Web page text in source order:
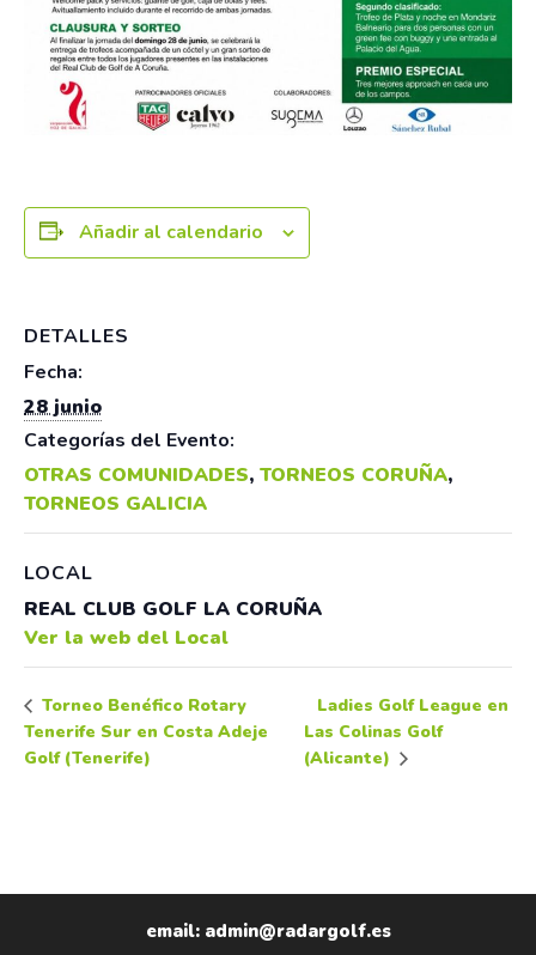
Añadir al calendario
DETALLES
Fecha:
28 junio
Categorías del Evento:
OTRAS COMUNIDADES, TORNEOS CORUÑA,
TORNEOS GALICIA
LOCAL
REAL CLUB GOLF LA CORUÑA
Ver la web del Local
Torneo Benéfico Rotary
Tenerife Sur en Costa Adeje
Golf (Tenerife)
Ladies Golf League en
Las Colinas Golf
(Alicante)
email: admin@radargolf.es